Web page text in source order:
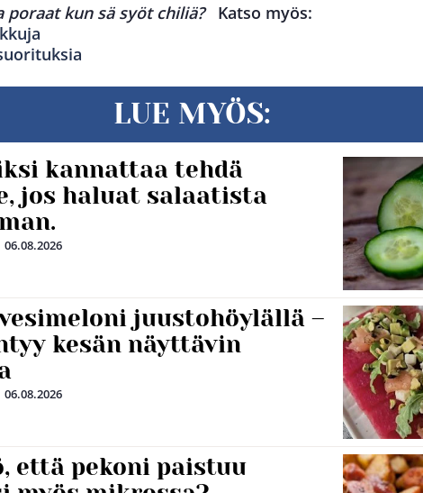
poraat kun sä syöt chiliä?Katso myös:
LUE MYÖS:
kannattaa tehdä
jos haluat salaatista
06.08.2026
juustohöylällä –
kesän näyttävin
06.08.2026
että pekoni paistuu